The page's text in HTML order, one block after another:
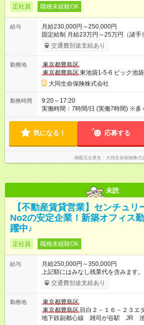
正社員 職種未経験OK
給与
月給230,000円～250,000円
固定給制 月給23万円～25万円（諸
年2回 ※能力により異なる。 ★平均月収46万7000円（2024年度
実績） ※上記には賞与は含まれていません。 ◆入社
8000円です（※最低賃金以上を支給） 【試用期間】試用期間あ
り 試用期間の長さ：6ヶ月 雇用形態
す。
交通費別途支給あり
勤務地
東京都豊島区
東京都豊島区東池袋1-5-6 ビック池
大同生命保険株式会社
勤務時間
9:20～17:20
実働時間：7時間/日 (実働7時間) ※多
まるため、夜遅くまでの営業はあり
施。勤務時間は10：00～17：00（休
気になる！ 応募する
掲載元企業名 大同生命保険株式
未読
【不動産賃貸営業】センチュリ
No2の安定企業！新築オフィス
躍中♪
正社員 職種未経験OK
給与
月給250,000円～350,000円
上記額にはみなし残業代を含みます
ます。 みなし残業代 15,000円／月
※経験・スキルを考慮の上、決定します 【試用期間】試用
です。 ・試用期間中は、みなし残業
ません ・退職金の積み立ては本採用
交通費別途支給あり
勤務地
東京都豊島区
東京都豊島区 目白２－１６－２３エ
地下鉄副都心線 雑司が谷駅 JR